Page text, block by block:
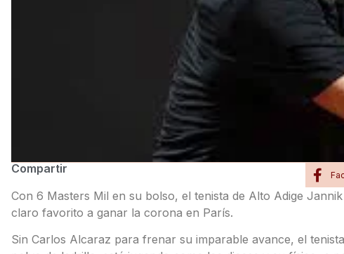
Compartir
Con 6 Masters Mil en su bolso, el tenista de Alto Adige
claro favorito a ganar la corona en París.
Sin Carlos Alcaraz para frenar su imparable avance, el